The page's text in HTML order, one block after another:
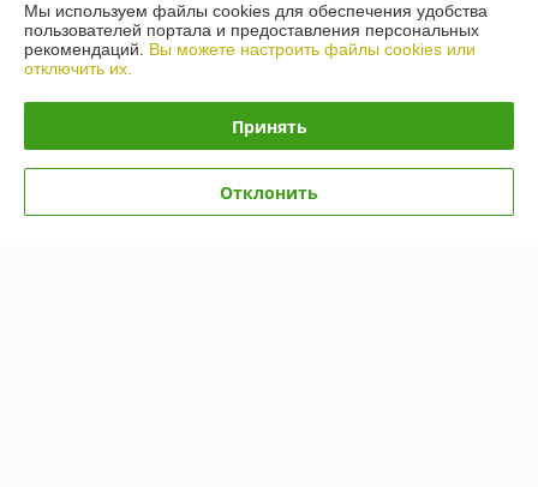
Показать все отзывы
О нас
Контакты
Доставка и оплата
Мы используем файлы cookies для обеспечения удобства
пользователей портала и предоставления персональных
рекомендаций. Вы можете настроить файлы cookies или
отключить их.
Принять
Отклонить